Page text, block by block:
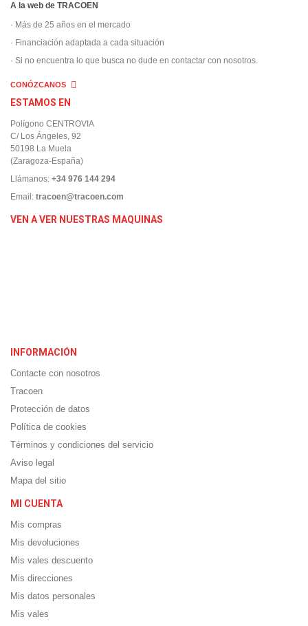
A la web de TRACOEN
· Más de 25 años en el mercado
· Financiación adaptada a cada situación
· Si no encuentra lo que busca no dude en contactar con nosotros.
CONÓZCANOS
ESTAMOS EN
Polígono CENTROVIA
C/ Los Ángeles, 92
50198 La Muela
(Zaragoza-España)
Llámanos: +34 976 144 294
Email: tracoen@tracoen.com
VEN A VER NUESTRAS MAQUINAS
INFORMACIÓN
Contacte con nosotros
Tracoen
Protección de datos
Política de cookies
Términos y condiciones del servicio
Aviso legal
Mapa del sitio
MI CUENTA
Mis compras
Mis devoluciones
Mis vales descuento
Mis direcciones
Mis datos personales
Mis vales